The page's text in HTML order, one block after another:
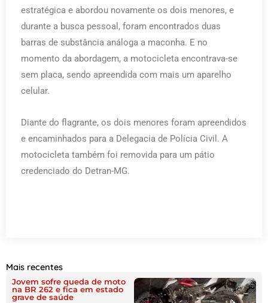
estratégica e abordou novamente os dois menores, e
durante a busca pessoal, foram encontrados duas
barras de substância análoga a maconha. E no
momento da abordagem, a motocicleta encontrava-se
sem placa, sendo apreendida com mais um aparelho
celular.
Diante do flagrante, os dois menores foram apreendidos
e encaminhados para a Delegacia de Polícia Civil. A
motocicleta também foi removida para um pátio
credenciado do Detran-MG.
Mais recentes
Jovem sofre queda de moto
na BR 262 e fica em estado
grave de saúde